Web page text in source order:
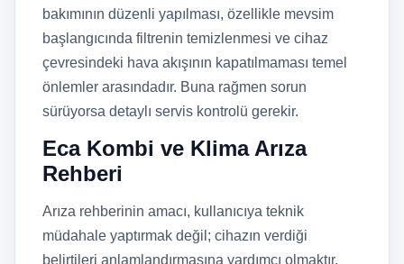
bakımının düzenli yapılması, özellikle mevsim
başlangıcında filtrenin temizlenmesi ve cihaz
çevresindeki hava akışının kapatılmaması temel
önlemler arasındadır. Buna rağmen sorun
sürüyorsa detaylı servis kontrolü gerekir.
Eca Kombi ve Klima Arıza
Rehberi
Arıza rehberinin amacı, kullanıcıya teknik
müdahale yaptırmak değil; cihazın verdiği
belirtileri anlamlandırmasına yardımcı olmaktır.